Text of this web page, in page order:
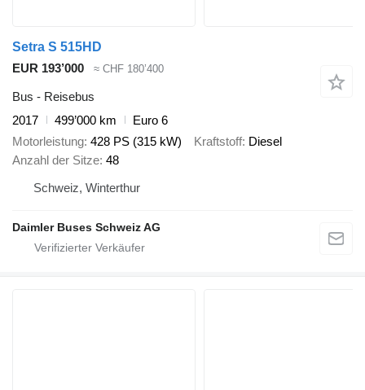
Setra S 515HD
EUR 193’000
≈ CHF 180’400
Bus - Reisebus
2017
499’000 km
Euro 6
Motorleistung 428 PS (315 kW) Kraftstoff Diesel
Anzahl der Sitze 48
Schweiz, Winterthur
Daimler Buses Schweiz AG